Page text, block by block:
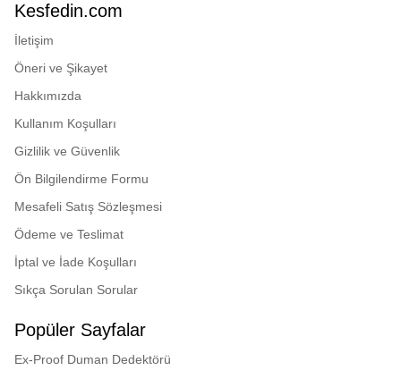
Kesfedin.com
İletişim
Öneri ve Şikayet
Hakkımızda
Kullanım Koşulları
Gizlilik ve Güvenlik
Ön Bilgilendirme Formu
Mesafeli Satış Sözleşmesi
Ödeme ve Teslimat
İptal ve İade Koşulları
Sıkça Sorulan Sorular
Popüler Sayfalar
Ex-Proof Duman Dedektörü